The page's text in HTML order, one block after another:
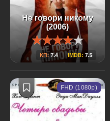
Не говори никому
(2006)
КП:7.4 IMDB: 7.5
FHD (1080p)